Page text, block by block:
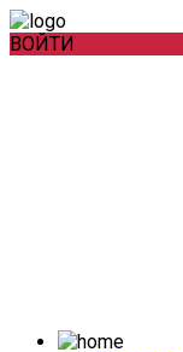
ВОЙТИ